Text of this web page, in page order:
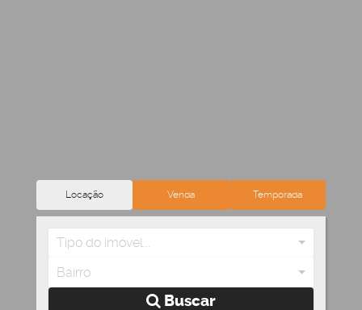
Locação Venda Temporada
Tipo do imóvel...
Bairro
Buscar